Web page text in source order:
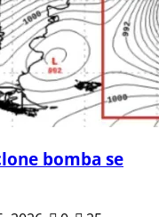
bomba se